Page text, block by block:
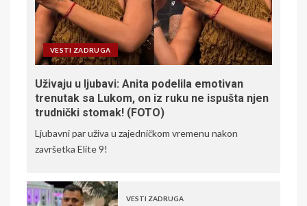
VESTI ZADRUGA
Uživaju u ljubavi: Anita podelila emotivan
trenutak sa Lukom, on iz ruku ne ispušta njen
trudnički stomak! (FOTO)
Ljubavni par uživa u zajedničkom vremenu nakon
završetka Elite 9!
VESTI ZADRUGA